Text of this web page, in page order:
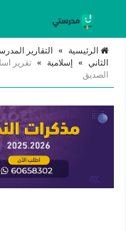
الرئيسية » التقارير
الثاني » إسلامية » تقرير
الصديق